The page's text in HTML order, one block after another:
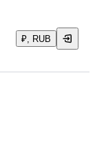
₽, RUB